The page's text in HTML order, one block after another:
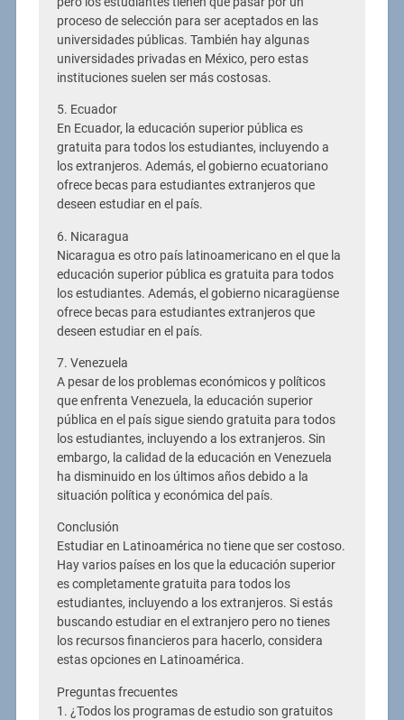
proceso de selección para ser aceptados en las
universidades públicas. También hay algunas
universidades privadas en México, pero estas
instituciones suelen ser más costosas.
5. Ecuador
En Ecuador, la educación superior pública es
gratuita para todos los estudiantes, incluyendo a
los extranjeros. Además, el gobierno ecuatoriano
ofrece becas para estudiantes extranjeros que
deseen estudiar en el país.
6. Nicaragua
Nicaragua es otro país latinoamericano en el que la
educación superior pública es gratuita para todos
los estudiantes. Además, el gobierno nicaragüense
ofrece becas para estudiantes extranjeros que
deseen estudiar en el país.
7. Venezuela
A pesar de los problemas económicos y políticos
que enfrenta Venezuela, la educación superior
pública en el país sigue siendo gratuita para todos
los estudiantes, incluyendo a los extranjeros. Sin
embargo, la calidad de la educación en Venezuela
ha disminuido en los últimos años debido a la
situación política y económica del país.
Conclusión
Estudiar en Latinoamérica no tiene que ser costoso.
Hay varios países en los que la educación superior
es completamente gratuita para todos los
estudiantes, incluyendo a los extranjeros. Si estás
buscando estudiar en el extranjero pero no tienes
los recursos financieros para hacerlo, considera
estas opciones en Latinoamérica.
Preguntas frecuentes
1. ¿Todos los programas de estudio son gratuitos